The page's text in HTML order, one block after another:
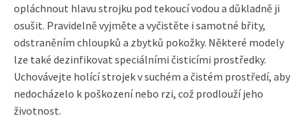
opláchnout hlavu strojku pod tekoucí vodou a důkladně ji
osušit. Pravidelně vyjměte a vyčistěte i samotné břity,
odstraněním chloupků a zbytků pokožky. Některé modely
lze také dezinfikovat speciálními čisticími prostředky.
Uchovávejte holící strojek v suchém a čistém prostředí, aby
nedocházelo k poškození nebo rzi, což prodlouží jeho
životnost.